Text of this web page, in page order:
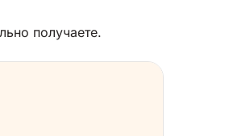
получаете.